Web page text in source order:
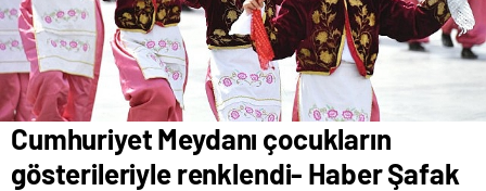
Cumhuriyet Meydanı çocukların
gösterileriyle renklendi- Haber Şafak